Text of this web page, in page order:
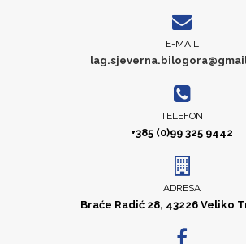
E-MAIL
TELEFON
+385 (0)99 325 9442
ADRESA
Braće Radić 28, 43226 Veliko